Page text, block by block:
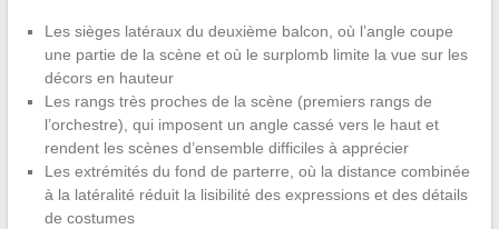
Les sièges latéraux du deuxième balcon, où l’angle coupe
une partie de la scène et où le surplomb limite la vue sur les
décors en hauteur
Les rangs très proches de la scène (premiers rangs de
l’orchestre), qui imposent un angle cassé vers le haut et
rendent les scènes d’ensemble difficiles à apprécier
Les extrémités du fond de parterre, où la distance combinée
à la latéralité réduit la lisibilité des expressions et des détails
de costumes